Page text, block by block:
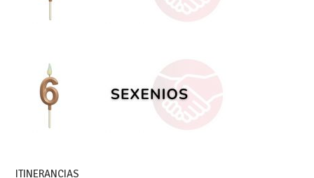
ITINERANCIAS